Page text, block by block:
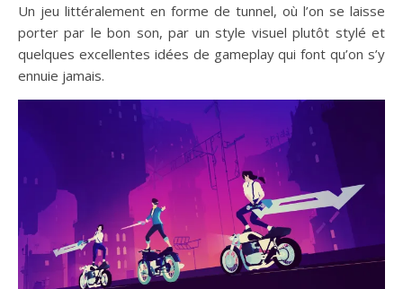
Un jeu littéralement en forme de tunnel, où l’on se laisse
porter par le bon son, par un style visuel plutôt stylé et
quelques excellentes idées de gameplay qui font qu’on s’y
ennuie jamais.